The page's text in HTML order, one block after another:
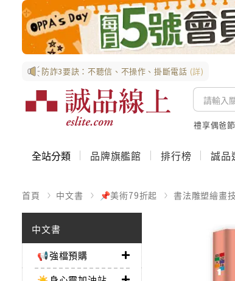
防詐3要訣：不聽信、不操作、掛斷電話 (詳)
禮享偶爸節
全站分類 品牌旗艦館 排行榜 誠品
首頁 中文書 📌美術79折起 書法雕塑繪畫
中文書
📢強檔預購